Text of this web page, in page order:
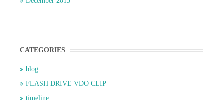
CATEGORIES
blog
FLASH DRIVE VDO CLIP
timeline